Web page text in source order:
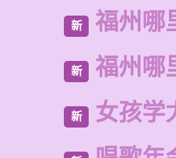
新 福州哪
新 福州哪
新 女孩学